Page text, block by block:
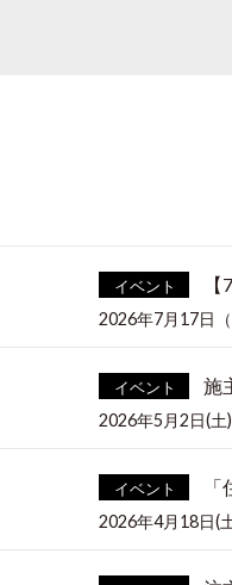
イベント
2026年7月17日
イベント 施
2026年5月2日(
イベント
2026年4月18日(